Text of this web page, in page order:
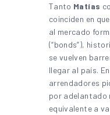
Tanto Matías
coinciden en
al mercado
(“bonds”),
se vuelven
llegar al país.
arrendadores
por adelantado
equivalente a